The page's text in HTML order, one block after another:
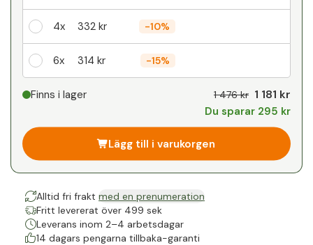
4x 332 kr -10%
6x 314 kr -15%
-%
Finns i lager 1 476 kr 1 181 kr
Du sparar 295 kr
Lägg till i varukorgen
Alltid fri frakt med en prenumeration
Fritt levererat över 499 sek
Leverans inom 2–4 arbetsdagar
14 dagars pengarna tillbaka-garanti